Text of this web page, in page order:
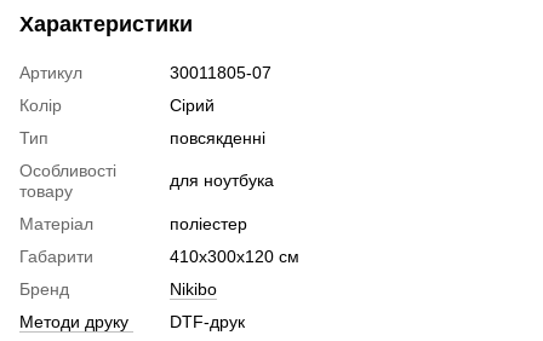
Характеристики
Артикул
30011805-07
Колір
Сірий
Тип
повсякденні
Особливості
товару
для ноутбука
Матеріал
поліестер
Габарити
410х300х120 см
Бренд
Nikibo
Методи друку
DTF-друк